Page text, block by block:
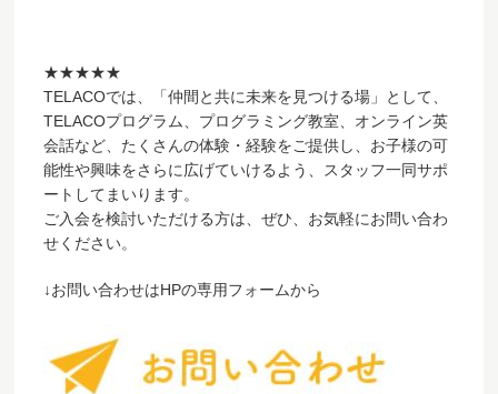
★★★★★
TELACOでは、「仲間と共に未来を見つける場」として、
TELACOプログラム、プログラミング教室、オンライン英
会話など、たくさんの体験・経験をご提供し、お子様の可
能性や興味をさらに広げていけるよう、スタッフ一同サポ
ートしてまいります。
ご入会を検討いただける方は、ぜひ、お気軽にお問い合わ
せください。
↓お問い合わせはHPの専用フォームから